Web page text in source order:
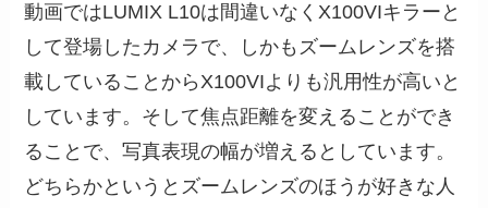
動画ではLUMIX L10は間違いなくX100VIキラーと
して登場したカメラで、しかもズームレンズを搭
載していることからX100VIよりも汎用性が高いと
しています。そして焦点距離を変えることができ
ることで、写真表現の幅が増えるとしています。
どちらかというとズームレンズのほうが好きな人